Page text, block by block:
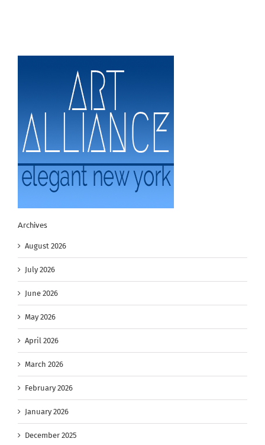
Archives
August 2026
July 2026
June 2026
May 2026
April 2026
March 2026
February 2026
January 2026
December 2025